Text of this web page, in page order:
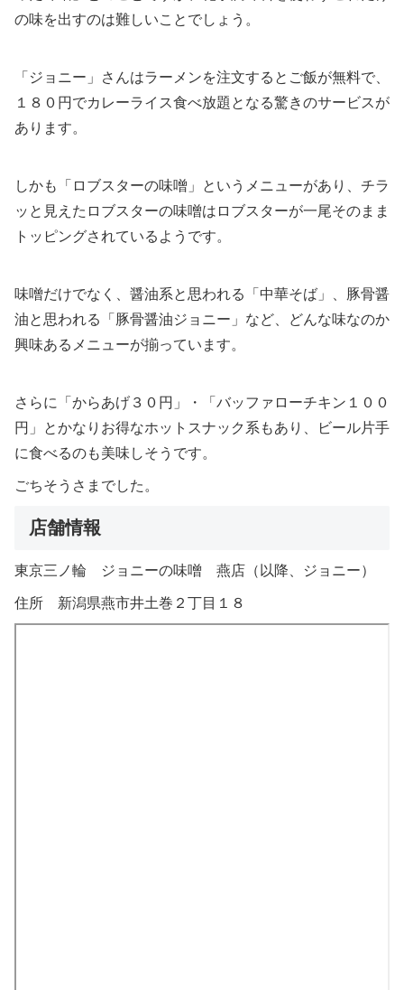
の味を出すのは難しいことでしょう。
「ジョニー」さんはラーメンを注文するとご飯が無料で、
１８０円でカレーライス食べ放題となる驚きのサービスが
あります。
しかも「ロブスターの味噌」というメニューがあり、チラ
ッと見えたロブスターの味噌はロブスターが一尾そのまま
トッピングされているようです。
味噌だけでなく、醤油系と思われる「中華そば」、豚骨醤
油と思われる「豚骨醤油ジョニー」など、どんな味なのか
興味あるメニューが揃っています。
さらに「からあげ３０円」・「バッファローチキン１００
円」とかなりお得なホットスナック系もあり、ビール片手
に食べるのも美味しそうです。
ごちそうさまでした。
店舗情報
東京三ノ輪 ジョニーの味噌 燕店（以降、ジョニー）
住所 新潟県燕市井土巻２丁目１８